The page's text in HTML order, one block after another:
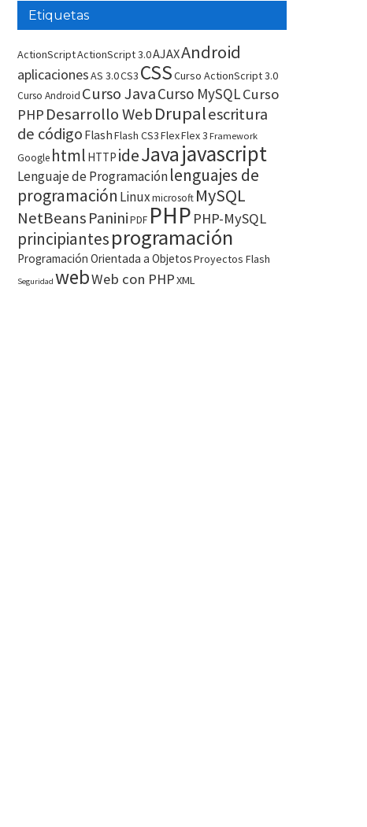
Etiquetas
ActionScriptActionScript 3.0AJAXAndroid
aplicacionesAS 3.0CS3 CSSCurso ActionScript 3.0
Curso Android Curso JavaCurso MySQLCurso
PHP Desarrollo WebDrupalescritura
de código FlashFlash CS3FlexFlex 3 Framework
Google html HTTP ideJavajavascript
Lenguaje de Programaciónlenguajes de
programación Linuxmicrosoft MySQL
NetBeans PaniniPDF PHP PHP-MySQL
principiantesprogramación
Programación Orientada a ObjetosProyectos Flash
Seguridad webWeb con PHPXML